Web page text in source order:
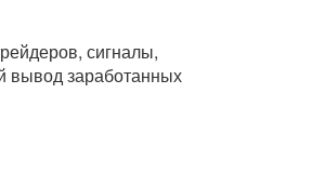
сигналы,
вывод заработанных